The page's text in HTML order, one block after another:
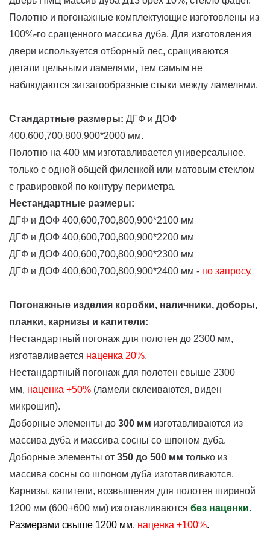
Полотно и погонажные комплектующие изготовлены из
100%-го сращенного массива дуба. Для изготовления
двери используется отборный лес, сращиваются
детали цельными ламелями, тем самым не
наблюдаются зигзагообразные стыки между ламелями.
Стандартные размеры: ДГФ и ДОФ
400,600,700,800,900*2000 мм.
Полотно на 400 мм изготавливается универсальное,
только с одной общей филенкой или матовым стеклом
с гравировкой по контуру периметра.
Нестандартные размеры:
ДГФ и ДОФ 400,600,700,800,900*2100 мм
ДГФ и ДОФ 400,600,700,800,900*2200 мм
ДГФ и ДОФ 400,600,700,800,900*2300 мм
ДГФ и ДОФ 400,600,700,800,900*2400 мм - по запросу.
Погонажные изделия коробки, наличники, доборы,
планки, карнизы и капители:
Нестандартный погонаж для полотен до 2300 мм,
изготавливается наценка 20%.
Нестандартный погонаж для полотен свыше 2300
мм, наценка +50% (ламели склеиваются, виден
микрошип).
Доборные элементы до 300 мм изготавливаются из
массива дуба и массива сосны со шпоном дуба.
Доборные элементы от 350 до 500 мм только из
массива сосны со шпоном дуба изготавливаются.
Карнизы, капители, возвышения для полотен шириной
1200 мм (600+600 мм) изготавливаются без наценки.
Размерами свыше 1200 мм, наценка +100%.